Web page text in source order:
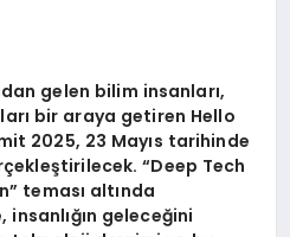
gelen bilim insanları,
bir araya getiren Hello
2025, 23 Mayıs tarihinde
“Deep Tech
teması altında
geleceğini